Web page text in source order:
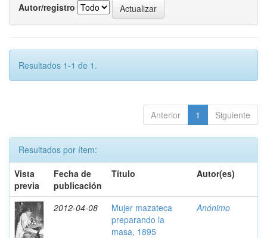
Autor/registro
Resultados 1-1 de 1.
Anterior 1 Siguiente
Resultados por ítem:
Vista
previa
Fecha de
publicación
Título Autor(es)
2012-04-08
Mujer mazateca
preparando la
masa, 1895
Anónimo